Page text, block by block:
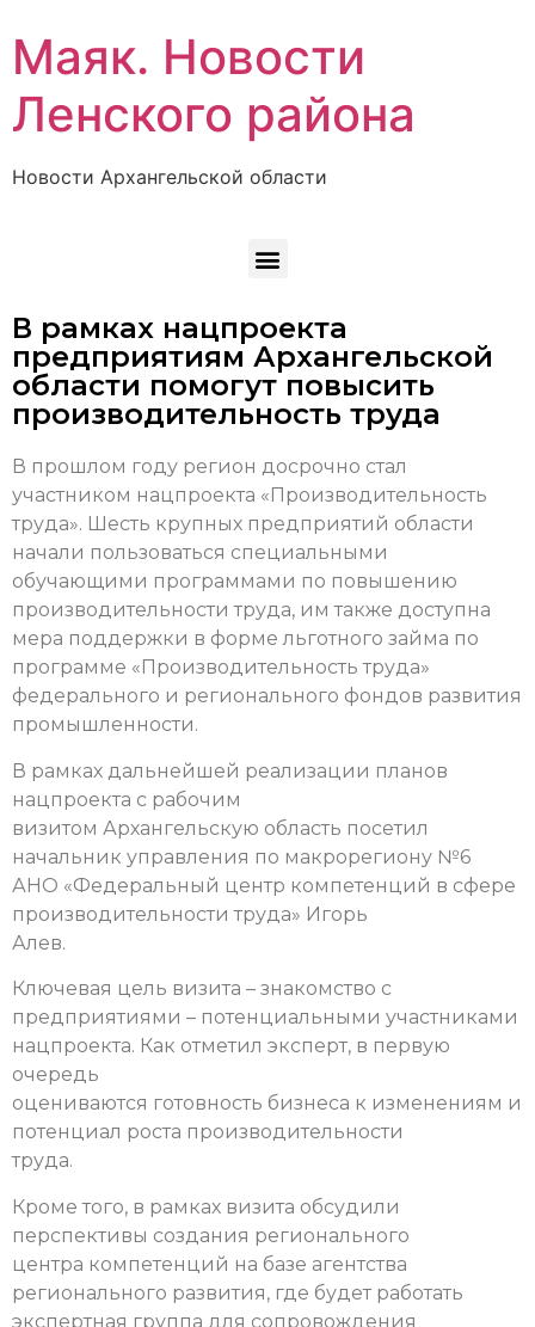
Маяк. Новости
Ленского района
Новости Архангельской области
В рамках нацпроекта
предприятиям Архангельской
области помогут повысить
производительность труда
В прошлом году регион досрочно стал
участником нацпроекта «Производительность
труда». Шесть крупных предприятий области
начали пользоваться специальными
обучающими программами по повышению
производительности труда, им также доступна
мера поддержки в форме льготного займа по
программе «Производительность труда»
федерального и регионального фондов развития
промышленности.
В рамках дальнейшей реализации планов
нацпроекта с рабочим
визитом Архангельскую область посетил
начальник управления по макрорегиону №6
АНО «Федеральный центр компетенций в сфере
производительности труда» Игорь
Алев.
Ключевая цель визита – знакомство с
предприятиями – потенциальными участниками
нацпроекта. Как отметил эксперт, в первую
очередь
оцениваются готовность бизнеса к изменениям и
потенциал роста производительности
труда.
Кроме того, в рамках визита обсудили
перспективы создания регионального
центра компетенций на базе агентства
регионального развития, где будет работать
экспертная группа для сопровождения